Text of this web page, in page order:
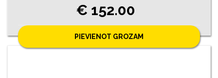
€ 152.00
PIEVIENOT GROZAM